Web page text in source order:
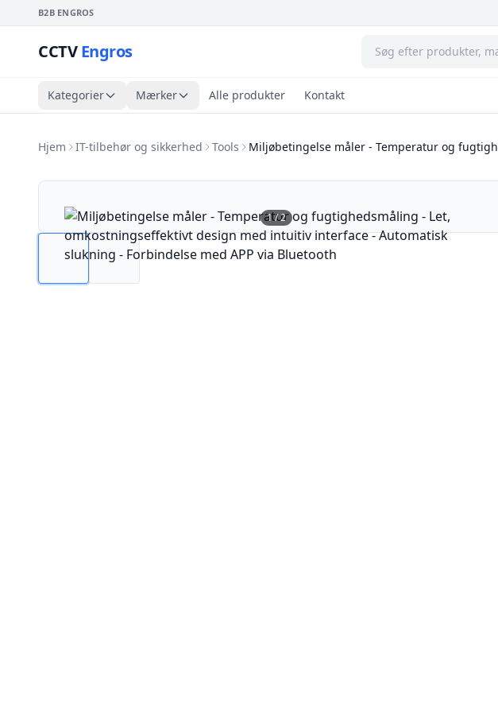
B2B ENGROS
CCTVEngros
Kategorier Mærker Alle produkter Kontakt
Hjem IT-tilbehør og sikkerhed Tools Miljøbetingelse måler - Temperatur og
1/2